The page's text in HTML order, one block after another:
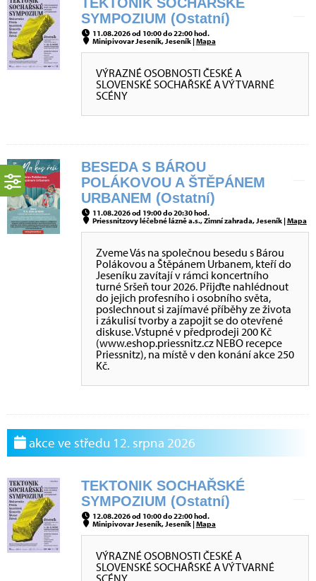
SYMPOZIUM (Ostatní)
11.08.2026 od 10:00 do 22:00 hod.
Minipivovar Jeseník, Jeseník |Mapa
VÝRAZNÉ OSOBNOSTI ČESKÉ A
SLOVENSKÉ SOCHAŘSKÉ A VÝTVARNÉ
SCÉNY
BESEDA S BÁROU
POLÁKOVOU A ŠTĚPÁNEM
URBANEM (Ostatní)
11.08.2026 od 19:00 do 20:30 hod.
Priessnitzovy léčebné lázně a.s., Zimní zahrada, Jeseník |Mapa
Zveme Vás na společnou besedu s Bárou
Polákovou a Štěpánem Urbanem, kteří do
Jeseníku zavítají v rámci koncertního
turné Sršeň tour 2026. Přijďte nahlédnout
do jejich profesního i osobního světa,
poslechnout si zajímavé příběhy ze života
i zákulisí tvorby a zapojit se do otevřené
diskuse. Vstupné v předprodeji 200 Kč
(www.eshop.priessnitz.cz NEBO recepce
Priessnitz), na místě v den konání akce 250
Kč.
akce ve středu 12. srpna 2026
TEKTONIK SOCHAŘSKÉ
SYMPOZIUM (Ostatní)
12.08.2026 od 10:00 do 22:00 hod.
Minipivovar Jeseník, Jeseník |Mapa
VÝRAZNÉ OSOBNOSTI ČESKÉ A
SLOVENSKÉ SOCHAŘSKÉ A VÝTVARNÉ
SCÉNY